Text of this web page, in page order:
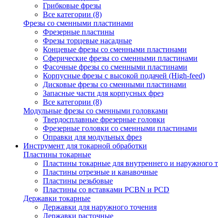
Грибковые фрезы
Все категории (8)
Фрезы со сменными пластинами
Фрезерные пластины
Фрезы торцевые насадные
Концевые фрезы со сменными пластинами
Сферические фрезы со сменными пластинами
Фасочные фрезы со сменными пластинами
Корпусные фрезы с высокой подачей (High-feed)
Дисковые фрезы со сменными пластинами
Запасные части для корпусных фрез
Все категории (8)
Модульные фрезы со сменными головками
Твердосплавные фрезерные головки
Фрезерные головки со сменными пластинами
Оправки для модульных фрез
Инструмент для токарной обработки
Пластины токарные
Пластины токарные для внутреннего и наружного
Пластины отрезные и канавочные
Пластины резьбовые
Пластины со вставками PCBN и PCD
Державки токарные
Державки для наружного точения
Державки расточные